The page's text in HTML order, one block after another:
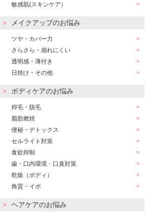
敏感肌(スキンケア）
メイクアップのお悩み
ツヤ・カバー力
さらさら・崩れにくい
透明感・薄付き
日焼け・その他
ボディケアのお悩み
抑毛・脱毛
脂肪燃焼
便秘・デトックス
セルライト対策
食欲抑制
歯・口内環境・口臭対策
乾燥（ボディ）
角質・イボ
ヘアケアのお悩み